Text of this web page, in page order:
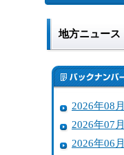
地方ニュース
2026年08月
2026年07月
2026年06月